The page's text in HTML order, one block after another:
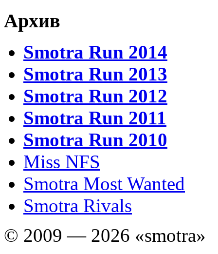
Архив
Smotra Run 2014
Smotra Run 2013
Smotra Run 2012
Smotra Run 2011
Smotra Run 2010
Miss NFS
Smotra Most Wanted
Smotra Rivals
© 2009 — 2026 «smotra»